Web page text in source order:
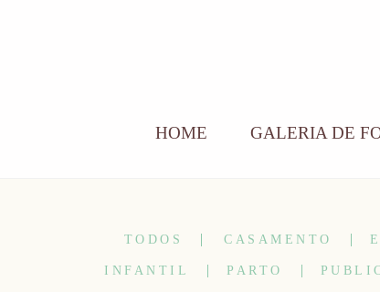
HOME GALERIA DE
TODOS CASAMENTO
INFANTIL PARTO